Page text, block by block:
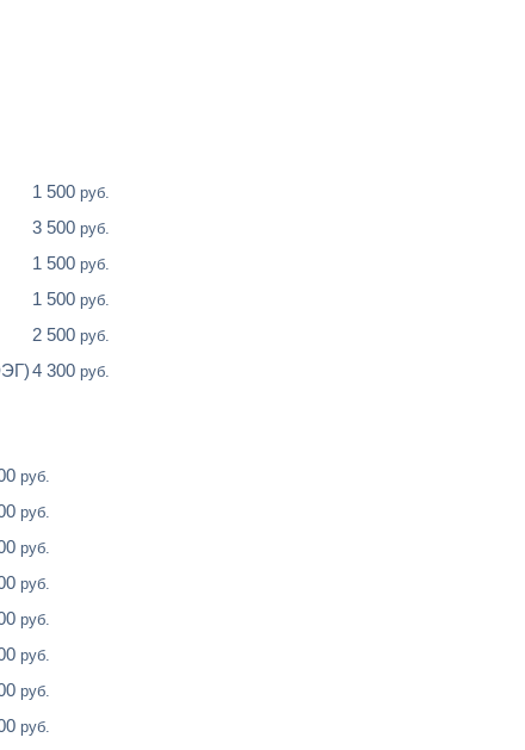
1 500 руб.
3 500 руб.
1 500 руб.
1 500 руб.
2 500 руб.
4 300 руб.
руб.
руб.
руб.
руб.
руб.
руб.
руб.
руб.